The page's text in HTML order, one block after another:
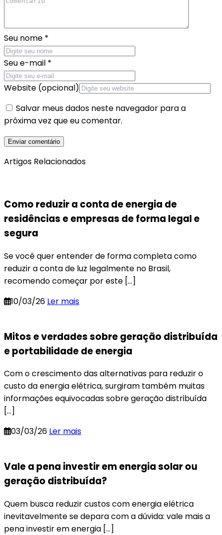
Seu nome *
Seu e-mail *
Website (opcional)
Salvar meus dados neste navegador para a
próxima vez que eu comentar.
Artigos Relacionados
Como reduzir a conta de energia de
residências e empresas de forma legal e
segura
Se você quer entender de forma completa como
reduzir a conta de luz legalmente no Brasil,
recomendo começar por este […]
10/03/26 Ler mais
Mitos e verdades sobre geração distribuída
e portabilidade de energia
Com o crescimento das alternativas para reduzir o
custo da energia elétrica, surgiram também muitas
informações equivocadas sobre geração distribuída
[…]
03/03/26 Ler mais
Vale a pena investir em energia solar ou
geração distribuída?
Quem busca reduzir custos com energia elétrica
inevitavelmente se depara com a dúvida: vale mais a
pena investir em energia […]